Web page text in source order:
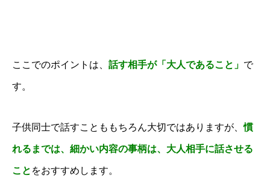
ここでのポイントは、 話す相手が「大人であること」 で
す。
子供同士で話すことももちろん大切ではありますが、慣
れるまでは、細かい内容の事柄は、大人相手に話させる
こと をおすすめします。
スピーチキッズ講座とは
プロフィール
ルクセンブルク発！珍獣の日々のツブヤキ(blog)